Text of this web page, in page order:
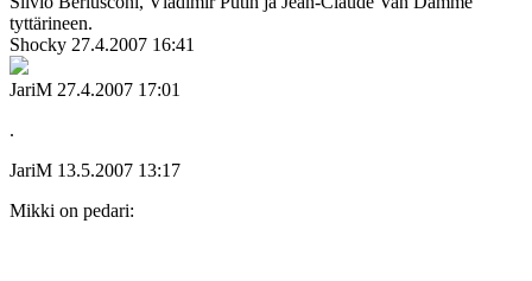
tyttärineen.
Shocky 27.4.2007 16:41
JariM 27.4.2007 17:01
.
JariM 13.5.2007 13:17
Mikki on pedari: